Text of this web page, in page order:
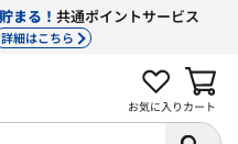
まる！ 共通ポイントサービス
詳細はこちら
お気に入り カート